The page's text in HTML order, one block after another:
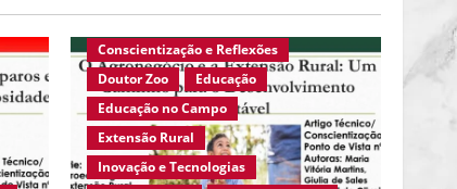
Ativismo
Ciências Agrárias
Conscientização e Reflexões
Doutor Zoo
Educação
Educação no Campo
Extensão Rural
Inovação e Tecnologias